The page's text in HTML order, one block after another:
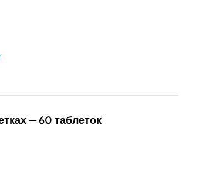
— 60 таблеток